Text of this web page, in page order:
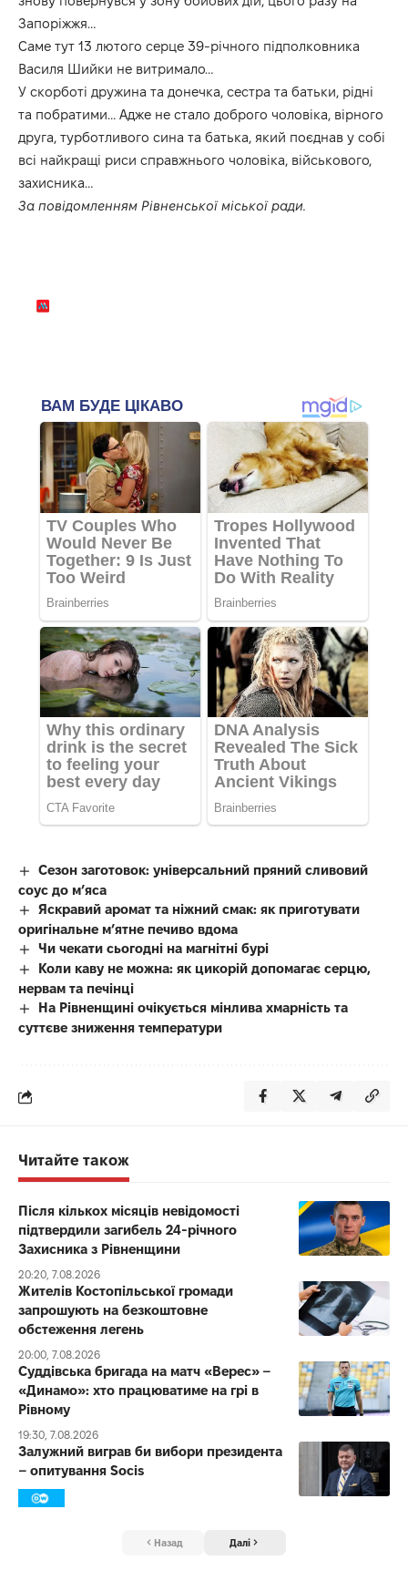
Запоріжжя…
Саме тут 13 лютого серце 39-річного підполковника
Василя Шийки не витримало…
У скорботі дружина та донечка, сестра та батьки, рідні
та побратими… Адже не стало доброго чоловіка, вірного
друга, турботливого сина та батька, який поєднав у собі
всі найкращі риси справжнього чоловіка, військового,
захисника…
За повідомленням Рівненської міської ради.
Сезон заготовок: універсальний пряний сливовий
соус до мʼяса
Яскравий аромат та ніжний смак: як приготувати
оригінальне м’ятне печиво вдома
Чи чекати сьогодні на магнітні бурі
Коли каву не можна: як цикорій допомагає серцю,
нервам та печінці
На Рівненщині очікується мінлива хмарність та
суттєве зниження температури
Читайте також
Після кількох місяців невідомості
підтвердили загибель 24-річного
Захисника з Рівненщини
20:20, 7.08.2026
Жителів Костопільської громади
запрошують на безкоштовне
обстеження легень
20:00, 7.08.2026
Суддівська бригада на матч «Верес» –
«Динамо»: хто працюватиме на грі в
Рівному
19:30, 7.08.2026
Залужний виграв би вибори президента
– опитування Socis
Назад Далі